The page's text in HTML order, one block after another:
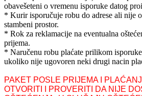
obavešeteni o vremenu isporuke datog
* Kurir isporučuje robu do adrese ali nije
stambeni prostor.
* Rok za reklamacije na eventualna
prijema.
* Naručenu robu plaćate prilikom
ukoliko nije ugovoren neki drugi nacin
PAKET POSLE PRIJEMA I
OTVORITI I PROVERITI DA NIJE